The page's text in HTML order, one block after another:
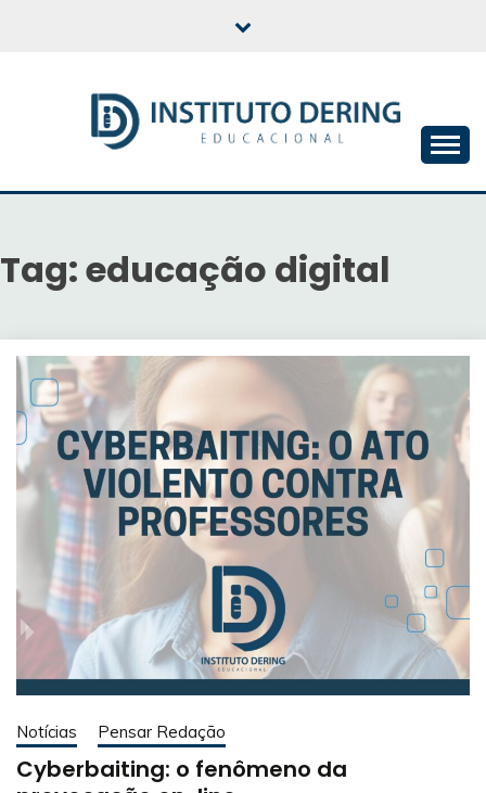
INSTITUTO DERING
EDUCACIONAL
Tag:educação digital
Notícias Pensar Redação
Cyberbaiting: o fenômeno da